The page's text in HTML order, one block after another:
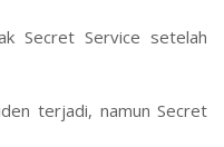
Secret Service setelah
terjadi, namun Secret